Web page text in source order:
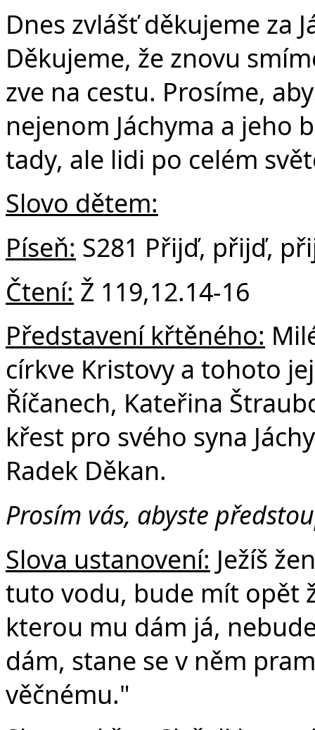
Dnes zvlášť děkujeme za
Děkujeme, že znovu
zve na cestu. Prosíme,
nejenom Jáchyma a jeho
tady, ale lidi po celém
Slovo dětem:
Píseň: S281 Přijď, přijď,
Čtení: Ž 119,12.14-16
Představení křtěného:
církve Kristovy a tohoto
Říčanech, Kateřina
křest pro svého syna
Radek Děkan.
Prosím vás, abyste
Slova ustanovení: Ježíš
tuto vodu, bude mít opět
kterou mu dám já,
dám, stane se v něm
věčnému."